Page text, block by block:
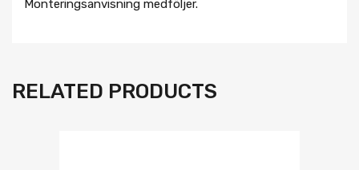
Monteringsanvisning medföljer.
RELATED PRODUCTS